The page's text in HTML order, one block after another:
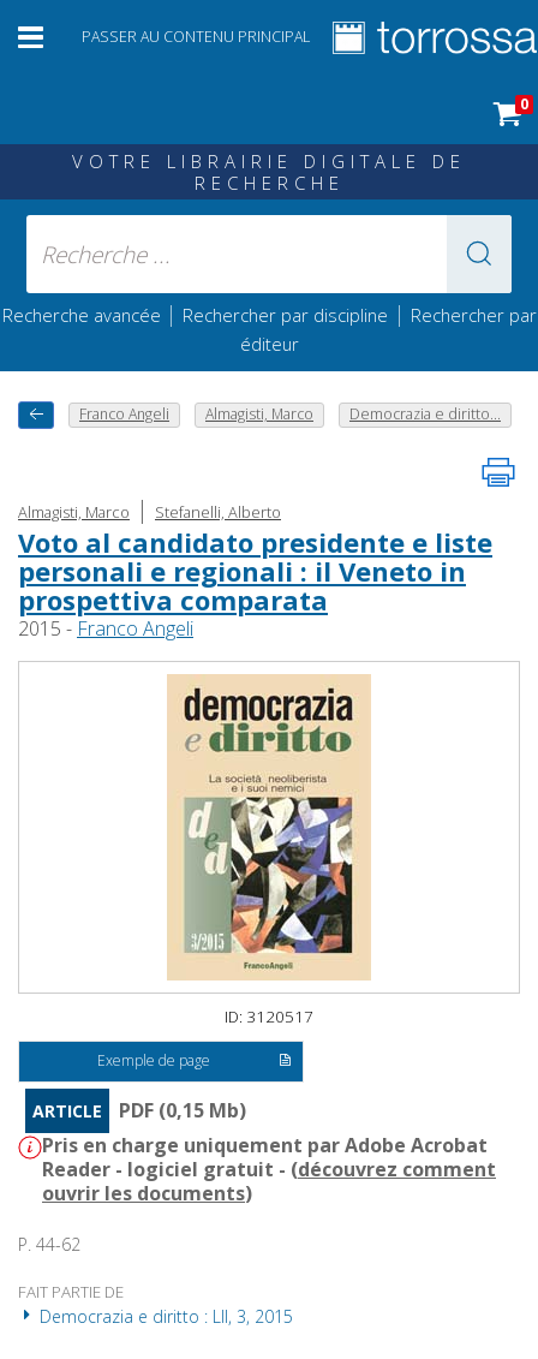
PASSER AU CONTENU PRINCIPAL
0
VOTRE LIBRAIRIE DIGITALE DE
RECHERCHE
Recherche avancée | Rechercher par discipline | Rechercher par
éditeur
Franco Angeli Almagisti, Marco Democrazia e diritto...
Almagisti, Marco | Stefanelli, Alberto
Voto al candidato presidente e liste
personali e regionali : il Veneto in
prospettiva comparata
2015 - Franco Angeli
ID: 3120517
Exemple de page
ARTICLE
PDF (0,15 Mb)
Pris en charge uniquement par Adobe Acrobat
Reader - logiciel gratuit - (découvrez comment
ouvrir les documents)
P. 44-62
FAIT PARTIE DE
Democrazia e diritto : LII, 3, 2015